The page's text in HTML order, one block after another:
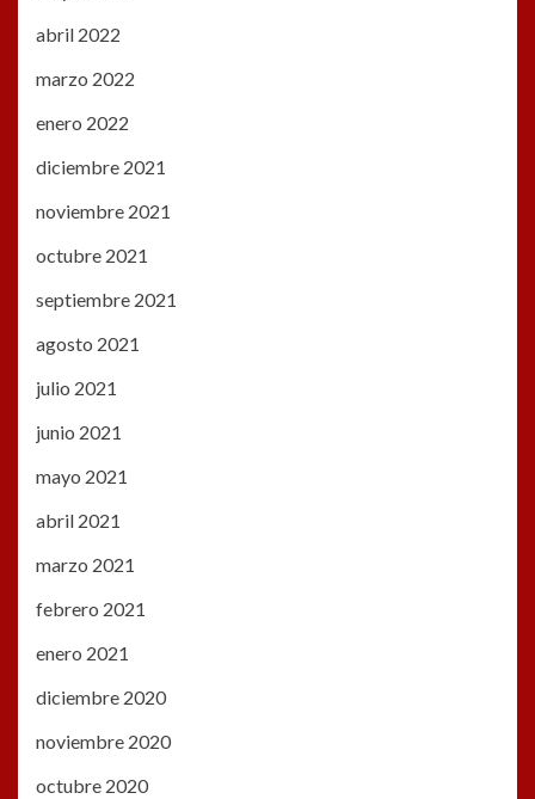
abril 2022
marzo 2022
enero 2022
diciembre 2021
noviembre 2021
octubre 2021
septiembre 2021
agosto 2021
julio 2021
junio 2021
mayo 2021
abril 2021
marzo 2021
febrero 2021
enero 2021
diciembre 2020
noviembre 2020
octubre 2020